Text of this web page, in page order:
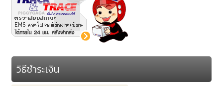
วิธีชำระเงิน